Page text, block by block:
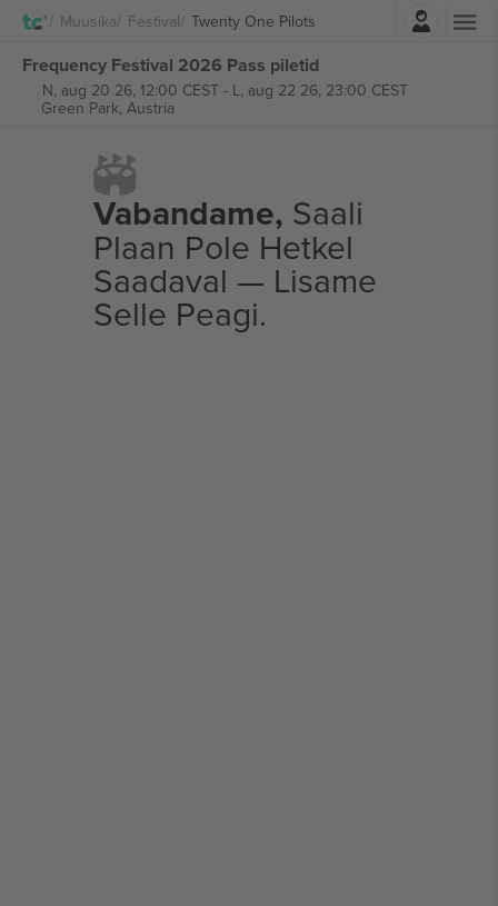
Muusika Festival Twenty One Pilots
Logi sisse
Frequency Festival 2026 Pass piletid
N, aug 20 26, 12:00 CEST- L, aug 22 26, 23:00 CEST
Green Park, Austria
Vabandame, Saali
Plaan Pole Hetkel
Saadaval — Lisame
Selle Peagi.